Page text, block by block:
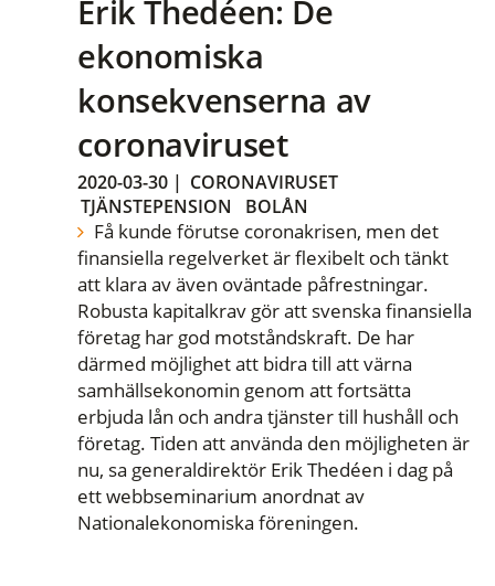
Erik Thedéen: De
ekonomiska
konsekvenserna av
coronaviruset
2020-03-30 | CORONAVIRUSET
TJÄNSTEPENSION
BOLÅN
Få kunde förutse coronakrisen, men det
finansiella regelverket är flexibelt och tänkt
att klara av även oväntade påfrestningar.
Robusta kapitalkrav gör att svenska finansiella
företag har god motståndskraft. De har
därmed möjlighet att bidra till att värna
samhällsekonomin genom att fortsätta
erbjuda lån och andra tjänster till hushåll och
företag. Tiden att använda den möjligheten är
nu, sa generaldirektör Erik Thedéen i dag på
ett webbseminarium anordnat av
Nationalekonomiska föreningen.